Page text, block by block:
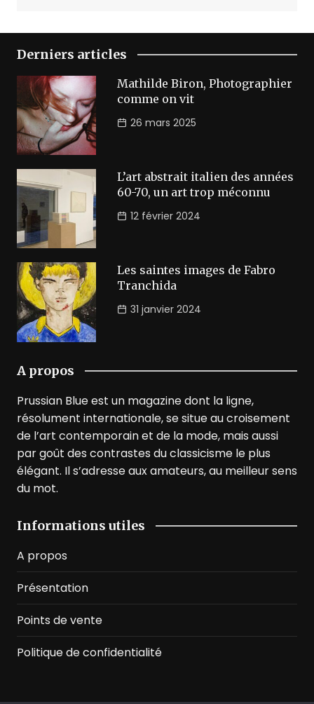
Derniers articles
Mathilde Biron, Photographier
comme on vit
26 mars 2025
L’art abstrait italien des années
60-70, un art trop méconnu
12 février 2024
Les saintes images de Fabro
Tranchida
31 janvier 2024
A propos
Prussian Blue est un magazine dont la ligne,
résolument internationale, se situe au croisement
de l’art contemporain et de la mode, mais aussi
par goût des contrastes du classicisme le plus
élégant. Il s’adresse aux amateurs, au meilleur sens
du mot.
Informations utiles
A propos
Présentation
Points de vente
Politique de confidentialité